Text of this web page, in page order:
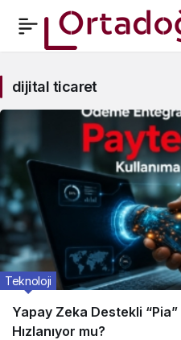
ticaret
Haberleri
dijital ticaret
Yapay Zeka Destekli
Hızlanıyor mu?
Teknoloji